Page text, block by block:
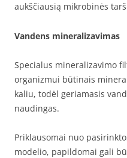
aukščiausią mikrobinės
Vandens mineralizavimas
Specialus mineralizavimo
organizmui būtinais
kaliu, todėl geriamasis
naudingas.
Priklausomai nuo
modelio, papildomai gali